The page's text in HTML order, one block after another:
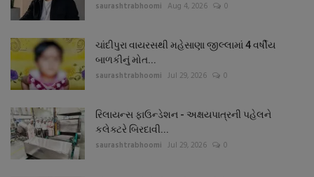
saurashtrabhoomi Aug 4, 2026 0
ચાંદીપુરા વાયરસથી મહેસાણા જીલ્લામાં 4 વર્ષીય
બાળકીનું મોત...
saurashtrabhoomi Jul 29, 2026 0
રિલાયન્સ ફાઉન્ડેશન - અક્ષયપાત્રની પહેલને
કલેક્ટરે બિરદાવી...
saurashtrabhoomi Jul 29, 2026 0